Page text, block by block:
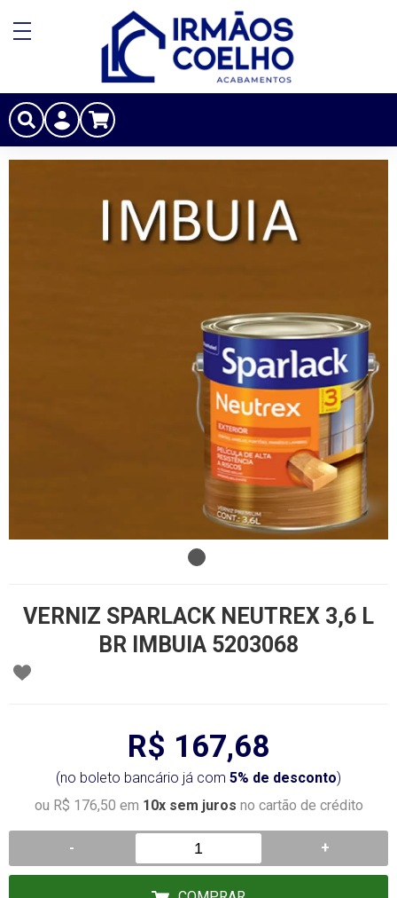
VERNIZ SPARLACK NEUTREX 3,6 L
BR IMBUIA 5203068
R$ 167,68
(no boleto bancário já com 5% de desconto)
ou R$ 176,50 em 10x sem juros no cartão de crédito
- +